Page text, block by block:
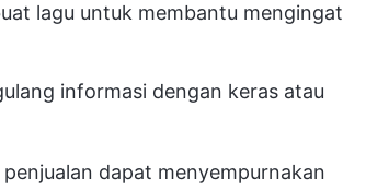
lagu untuk membantu mengingat
informasi dengan keras atau
dapat menyempurnakan